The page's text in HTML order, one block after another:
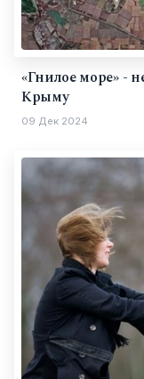
«Гнилое море» -
Крыму
09 Дек 2024